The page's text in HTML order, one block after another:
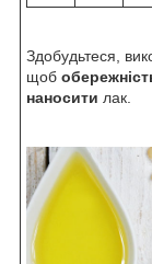
Здобудьтеся,
щоб
наносити лак.